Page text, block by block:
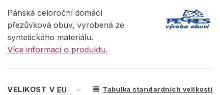
Pánská celoroční domácí
přezůvková obuv, vyrobená ze
syntetického materiálu.
Více informací o produktu.
VELIKOST V Tabulka standardních velikostí